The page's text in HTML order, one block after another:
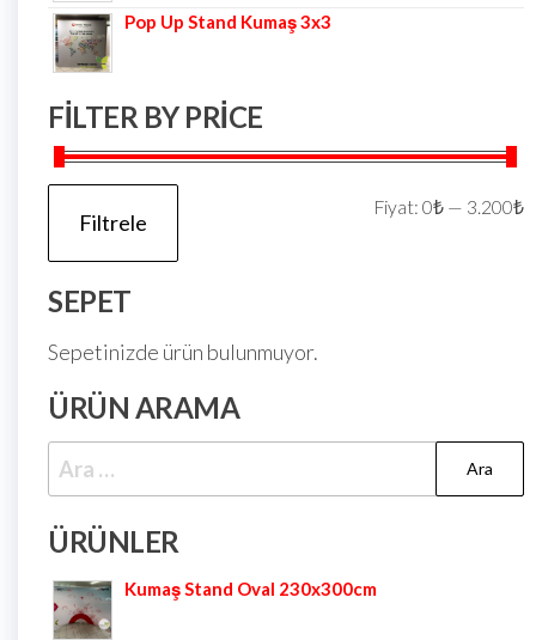
Pop Up Stand Kumaş 3x3
FILTER BY PRICE
Filtrele
Fiyat: 0₺ — 3.200₺
SEPET
Sepetinizde ürün bulunmuyor.
ÜRÜN ARAMA
ÜRÜNLER
Kumaş Stand Oval 230x300cm